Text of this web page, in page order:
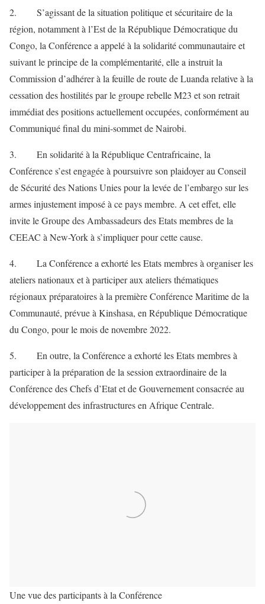
2. S’agissant de la situation politique et sécuritaire de la
région, notamment à l’Est de la République Démocratique du
Congo, la Conférence a appelé à la solidarité communautaire et
suivant le principe de la complémentarité, elle a instruit la
Commission d’adhérer à la feuille de route de Luanda relative à la
cessation des hostilités par le groupe rebelle M23 et son retrait
immédiat des positions actuellement occupées, conformément au
Communiqué final du mini-sommet de Nairobi.
3. En solidarité à la République Centrafricaine, la
Conférence s’est engagée à poursuivre son plaidoyer au Conseil
de Sécurité des Nations Unies pour la levée de l’embargo sur les
armes injustement imposé à ce pays membre. A cet effet, elle
invite le Groupe des Ambassadeurs des Etats membres de la
CEEAC à New-York à s’impliquer pour cette cause.
4. La Conférence a exhorté les Etats membres à organiser les
ateliers nationaux et à participer aux ateliers thématiques
régionaux préparatoires à la première Conférence Maritime de la
Communauté, prévue à Kinshasa, en République Démocratique
du Congo, pour le mois de novembre 2022.
5. En outre, la Conférence a exhorté les Etats membres à
participer à la préparation de la session extraordinaire de la
Conférence des Chefs d’Etat et de Gouvernement consacrée au
développement des infrastructures en Afrique Centrale.
Une vue des participants à la Conférence